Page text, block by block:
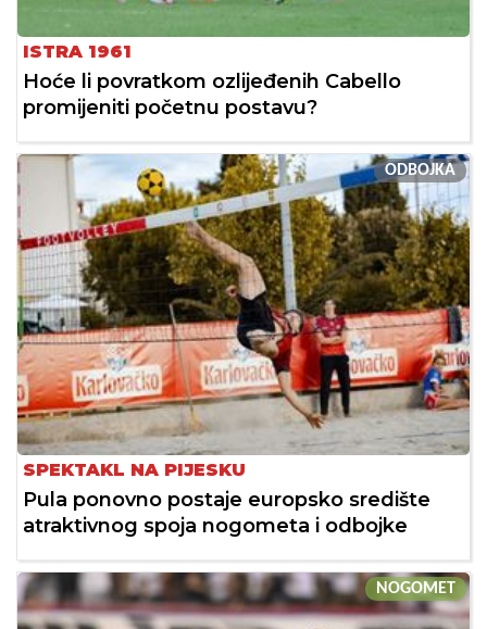
ISTRA 1961
Hoće li povratkom ozlijeđenih Cabello
promijeniti početnu postavu?
ODBOJKA
SPEKTAKL NA PIJESKU
Pula ponovno postaje europsko središte
atraktivnog spoja nogometa i odbojke
NOGOMET